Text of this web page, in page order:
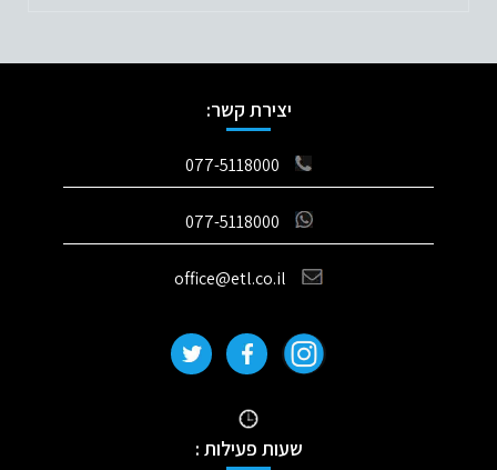
יצירת קשר:
077-5118000
077-5118000
office@etl.co.il
שעות פעילות :